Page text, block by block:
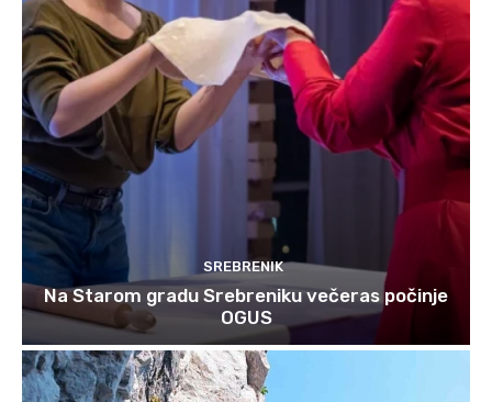
SREBRENIK
Na Starom gradu Srebreniku večeras počinje
OGUS